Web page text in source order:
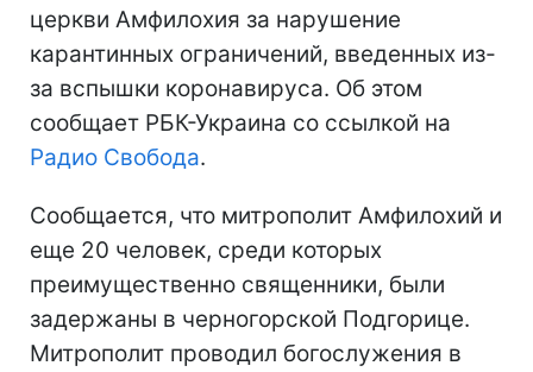
церкви Амфилохия за нарушение
карантинных ограничений, введенных из-
за вспышки коронавируса. Об этом
сообщает РБК-Украина со ссылкой на
Радио Свобода.
Сообщается, что митрополит Амфилохий и
еще 20 человек, среди которых
преимущественно священники, были
задержаны в черногорской Подгорице.
Митрополит проводил богослужения в